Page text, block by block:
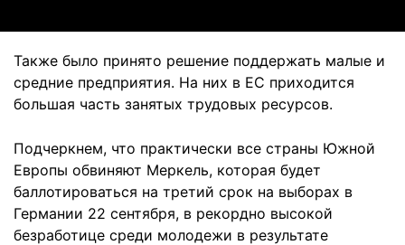
Также было принято решение поддержать малые и
средние предприятия. На них в ЕС приходится
большая часть занятых трудовых ресурсов.
Подчеркнем, что практически все страны Южной
Европы обвиняют Меркель, которая будет
баллотироваться на третий срок на выборах в
Германии 22 сентября, в рекордно высокой
безработице среди молодежи в результате